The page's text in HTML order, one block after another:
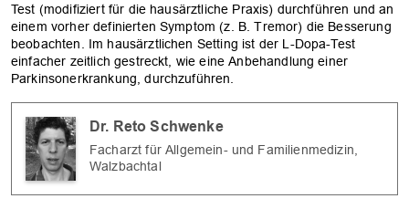
Test (modifiziert für die hausärztliche Praxis) durchführen und an
einem vorher definierten Symptom (z. B. Tremor) die Besserung
beobachten. Im hausärztlichen Setting ist der L-Dopa-Test
einfacher zeitlich gestreckt, wie eine Anbehandlung einer
Parkinsonerkrankung, durchzuführen.
Dr. Reto Schwenke
Facharzt für Allgemein- und Familienmedizin,
Walzbachtal